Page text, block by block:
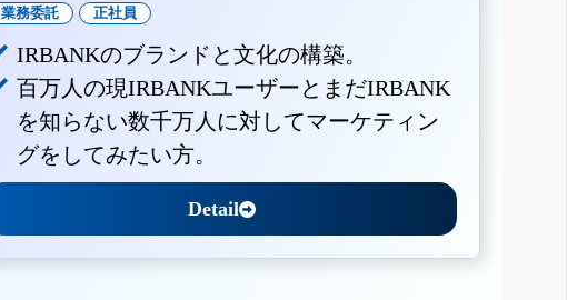
業務委託 正社員
IRBANKのブランドと文化の構築。
百万人の現IRBANKユーザーとまだIRBANK
を知らない数千万人に対してマーケティン
グをしてみたい方。
Detail